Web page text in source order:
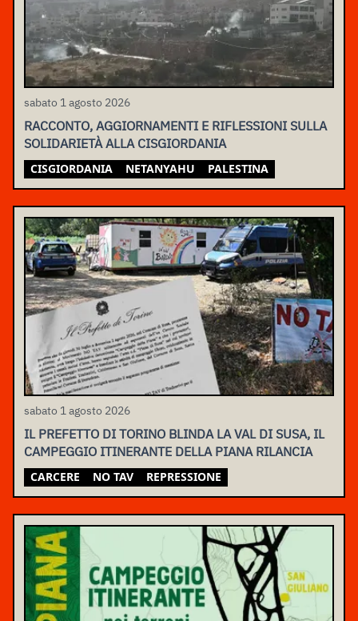
sabato 1 agosto 2026
RACCONTO, AGGIORNAMENTI E RIFLESSIONI SULLA
SOLIDARIETÀ ALLA CISGIORDANIA
CISGIORDANIA NETANYAHU PALESTINA
sabato 1 agosto 2026
IL PREFETTO DI TORINO BLINDA LA VAL DI SUSA, IL
CAMPEGGIO ITINERANTE DELLA PIANA RILANCIA
CARCERE NO TAV REPRESSIONE